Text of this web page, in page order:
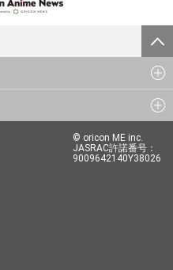
© oricon ME inc.
JASRAC許諾番号：
9009642140Y38026